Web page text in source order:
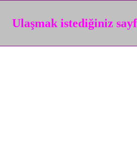
Ulaşmak istediğiniz